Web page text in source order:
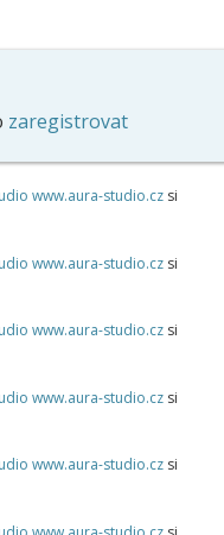
zaregistrovat
www.aura-studio.czsi
www.aura-studio.czsi
www.aura-studio.czsi
www.aura-studio.czsi
www.aura-studio.czsi